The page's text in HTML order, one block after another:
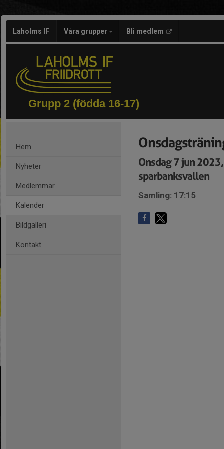
Laholms IF Våra grupper Bli medlem
Grupp 2 (födda 16-17)
Hem
Nyheter
Medlemmar
Kalender
Bildgalleri
Kontakt
Onsdag 7 jun
sparbanksvallen
Samling: 17:15